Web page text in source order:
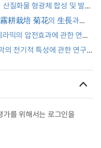
질화물 형광체 합성 및 발광
properties of
for LEDs
耕栽培 菊花의 生長과
믹의 압전효과에 관한 연구
effect of Ba- and Sr-
의 전기적 특성에 관한 연구
Devices
를 위해서는 로그인을